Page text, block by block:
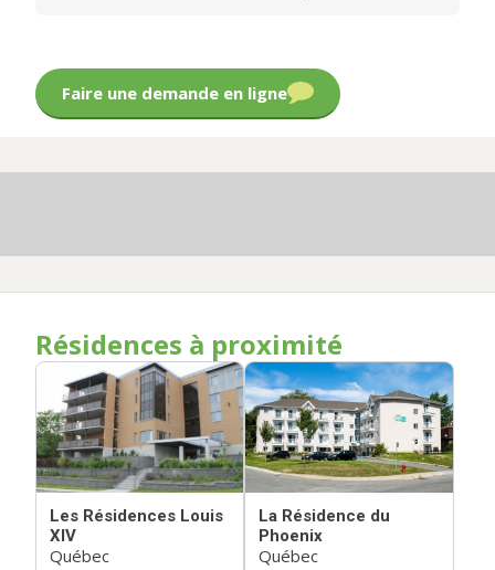
Faire une demande en ligne
Résidences à proximité
Les Résidences Louis
XIV
Québec
La Résidence du
Phoenix
Québec